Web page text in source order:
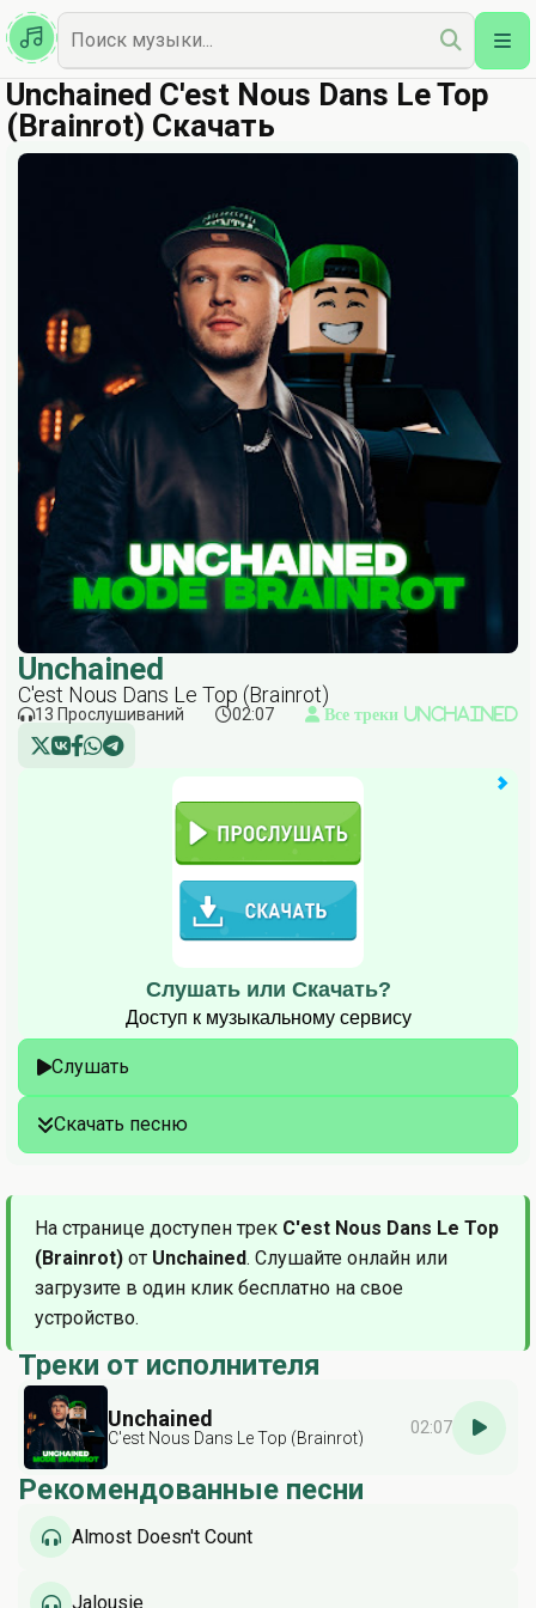
Казахская
Наш Топ
Unchained C'est Nous Dans Le Top
(Brainrot) Скачать
Unchained
C'est Nous Dans Le Top (Brainrot)
13 Прослушиваний 02:07 Все треки Unchained
Слушать или Скачать?
Доступ к музыкальному сервису
Слушать
Скачать песню
На странице доступен трек C'est Nous Dans Le Top
(Brainrot) от Unchained. Слушайте онлайн или
загрузите в один клик бесплатно на свое
устройство.
Треки от исполнителя
Unchained
C'est Nous Dans Le Top (Brainrot)
02:07
Рекомендованные песни
Almost Doesn't Count
Jalousie